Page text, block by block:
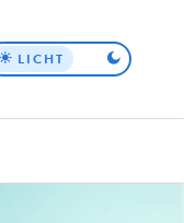
Top
LICHT